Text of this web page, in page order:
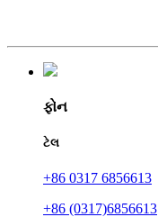
ફોન
ટેલ
+86 0317 6856613
+86 (0317)6856613